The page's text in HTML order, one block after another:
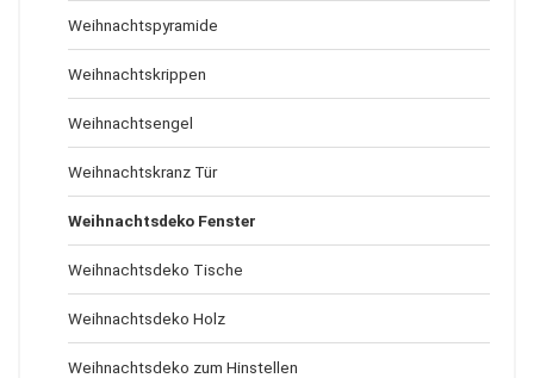
Weihnachtspyramide
Weihnachtskrippen
Weihnachtsengel
Weihnachtskranz Tür
Weihnachtsdeko Fenster
Weihnachtsdeko Tische
Weihnachtsdeko Holz
Weihnachtsdeko zum Hinstellen